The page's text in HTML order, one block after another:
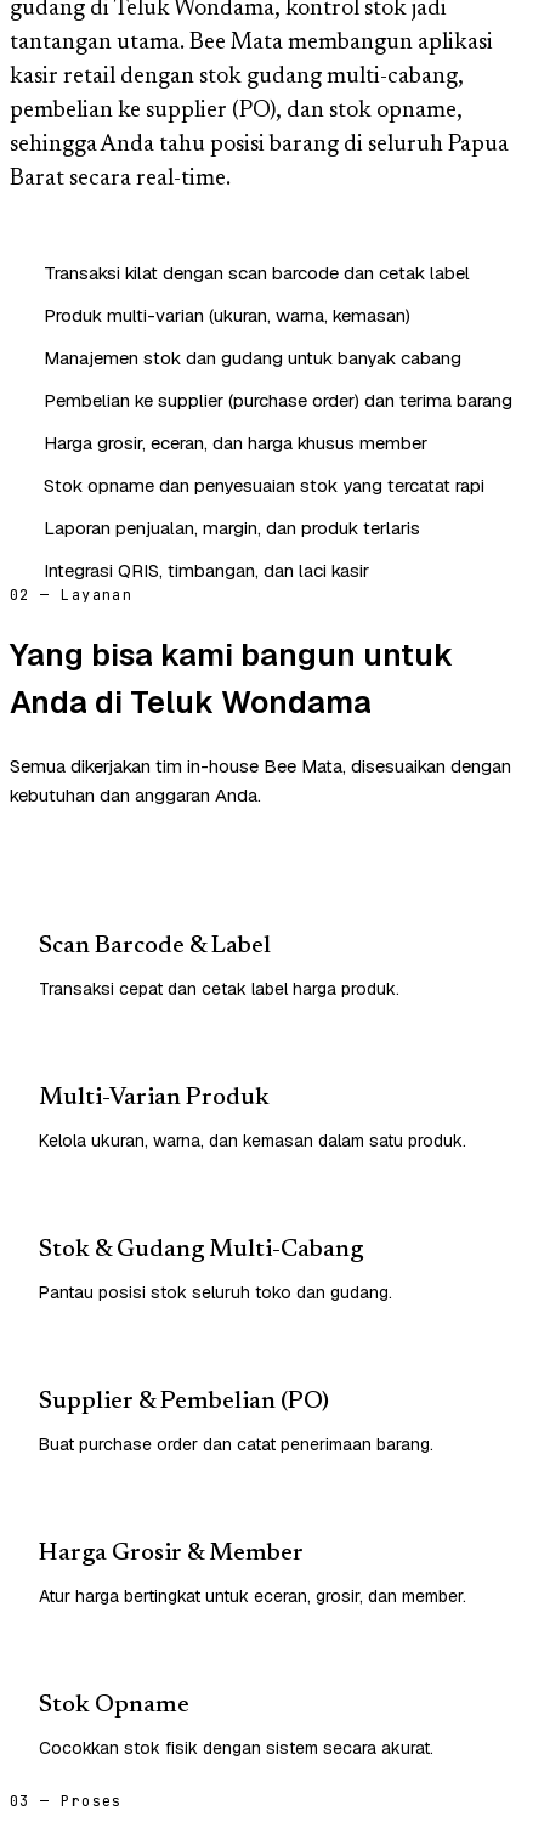
gudang di Teluk Wondama, kontrol stok jadi
tantangan utama. Bee Mata membangun aplikasi
kasir retail dengan stok gudang multi-cabang,
pembelian ke supplier (PO), dan stok opname,
sehingga Anda tahu posisi barang di seluruh Papua
Barat secara real-time.
Transaksi kilat dengan scan barcode dan cetak label
Produk multi-varian (ukuran, warna, kemasan)
Manajemen stok dan gudang untuk banyak cabang
Pembelian ke supplier (purchase order) dan terima barang
Harga grosir, eceran, dan harga khusus member
Stok opname dan penyesuaian stok yang tercatat rapi
Laporan penjualan, margin, dan produk terlaris
Integrasi QRIS, timbangan, dan laci kasir
02 — Layanan
Yang bisa kami bangun untuk
Anda di Teluk Wondama
Semua dikerjakan tim in-house Bee Mata, disesuaikan dengan
kebutuhan dan anggaran Anda.
Scan Barcode & Label
Transaksi cepat dan cetak label harga produk.
Multi-Varian Produk
Kelola ukuran, warna, dan kemasan dalam satu produk.
Stok & Gudang Multi-Cabang
Pantau posisi stok seluruh toko dan gudang.
Supplier & Pembelian (PO)
Buat purchase order dan catat penerimaan barang.
Harga Grosir & Member
Atur harga bertingkat untuk eceran, grosir, dan member.
Stok Opname
Cocokkan stok fisik dengan sistem secara akurat.
03 — Proses